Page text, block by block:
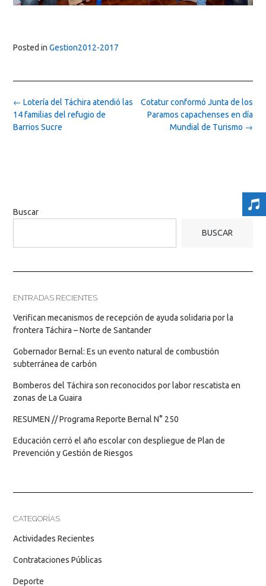
Posted in Gestion2012-2017
Post
navigation
Cotatur conformó Junta de los
Paramos capachenses en día
Mundial de Turismo →
← Lotería del Táchira atendió las
14 familias del refugio de
Barrios Sucre
Buscar
BUSCAR
ENTRADAS RECIENTES
Verifican mecanismos de recepción de ayuda solidaria por la
frontera Táchira – Norte de Santander
Gobernador Bernal: Es un evento natural de combustión
subterránea de carbón
Bomberos del Táchira son reconocidos por labor rescatista en
zonas de La Guaira
RESUMEN // Programa Reporte Bernal N° 250
Educación cerró el año escolar con despliegue de Plan de
Prevención y Gestión de Riesgos
CATEGORÍAS
Actividades Recientes
Contrataciones Públicas
Deporte